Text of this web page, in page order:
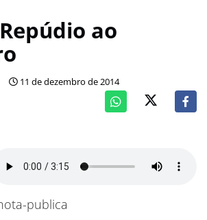
ao
11 de dezembro de 2014